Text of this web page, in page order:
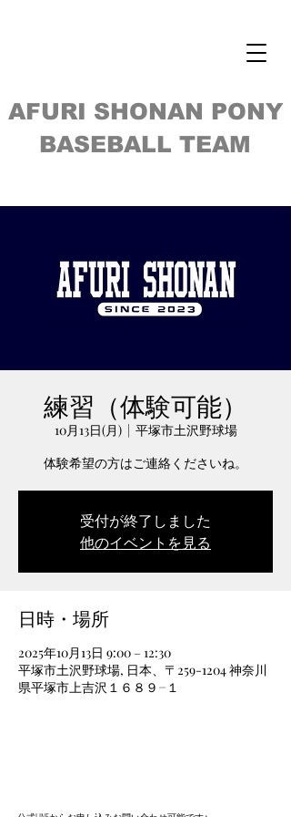
AFURI SHONAN PONY
BASEBALL TEAM
練習（体験可能）
10月13日(月)
  |
平塚市土沢野球場
体験希望の方はご連絡くださいね。
受付が終了しました
他のイベントを見る
日時・場所
2025年10月13日 9:00 – 12:30
平塚市土沢野球場, 日本、〒259-1204 神奈川
県平塚市上吉沢１６８９−１